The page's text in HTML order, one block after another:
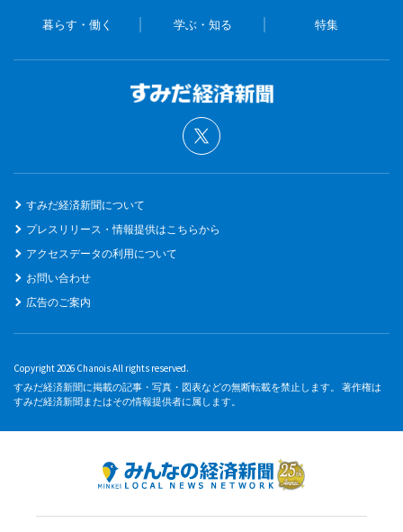
暮らす・働く 学ぶ・知る 特集
すみだ経済新聞について
プレスリリース・情報提供はこちらから
アクセスデータの利用について
お問い合わせ
広告のご案内
Copyright 2026 Chanois All rights reserved.
すみだ経済新聞に掲載の記事・写真・図表などの無断転載を禁止します。 著作権は
すみだ経済新聞またはその情報提供者に属します。